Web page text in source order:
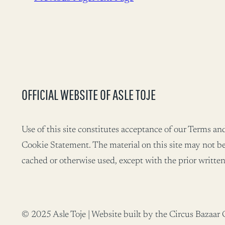
OFFICIAL WEBSITE OF ASLE TOJE
Use of this site constitutes acceptance of our Terms
Cookie Statement. The material on this site may not
cached or otherwise used, except with the prior
© 2025 Asle Toje | Website built by the Circus Bazaar